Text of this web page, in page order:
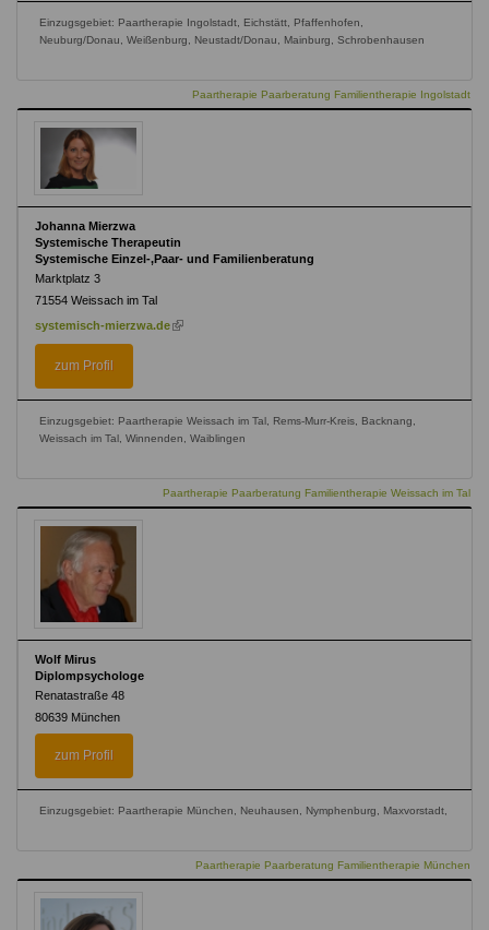
Einzugsgebiet: Paartherapie Ingolstadt, Eichstätt, Pfaffenhofen,
Neuburg/Donau, Weißenburg, Neustadt/Donau, Mainburg, Schrobenhausen
Paartherapie Paarberatung Familientherapie Ingolstadt
Johanna Mierzwa
Systemische Therapeutin
Systemische Einzel-,Paar- und Familienberatung
Marktplatz 3
71554 Weissach im Tal
systemisch-mierzwa.de (link
zum Profil
Einzugsgebiet: Paartherapie Weissach im Tal, Rems-Murr-Kreis, Backnang,
Weissach im Tal, Winnenden, Waiblingen
Paartherapie Paarberatung Familientherapie Weissach im Tal
Wolf Mirus
Diplompsychologe
Renatastraße 48
80639 München
zum Profil
Einzugsgebiet: Paartherapie München, Neuhausen, Nymphenburg, Maxvorstadt,
Paartherapie Paarberatung Familientherapie München